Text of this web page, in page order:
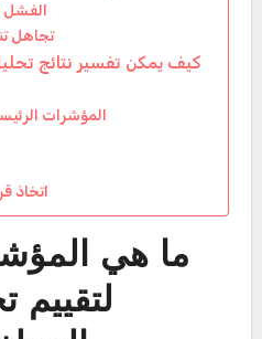
الفشل
تجاهل
كيف يمكن تفسير نتائج
المؤشرات
اتخاذ
ما هي
لتقييم